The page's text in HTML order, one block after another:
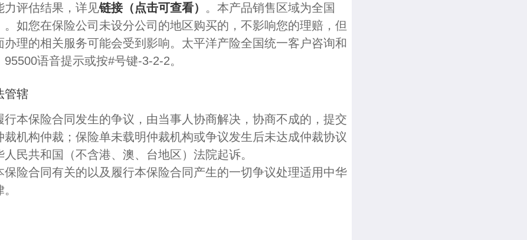
力评估结果，详见链接（点击可查看）
。本产品销售区域为全国
。如您在保险公司未设分公司的地区购买的，不影响您的理赔，但
办理的相关服务可能会受到影响。太平洋产险全国统一客户咨询和
语音提示或按#号键-3-2-2。
管辖
行本保险合同发生的争议，由当事人协商解决，协商不成的，提交
裁机构仲裁；保险单未载明仲裁机构或争议发生后未达成仲裁协议
民共和国（不含港、澳、台地区）法院起诉。
保险合同有关的以及履行本保险合同产生的一切争议处理适用中华